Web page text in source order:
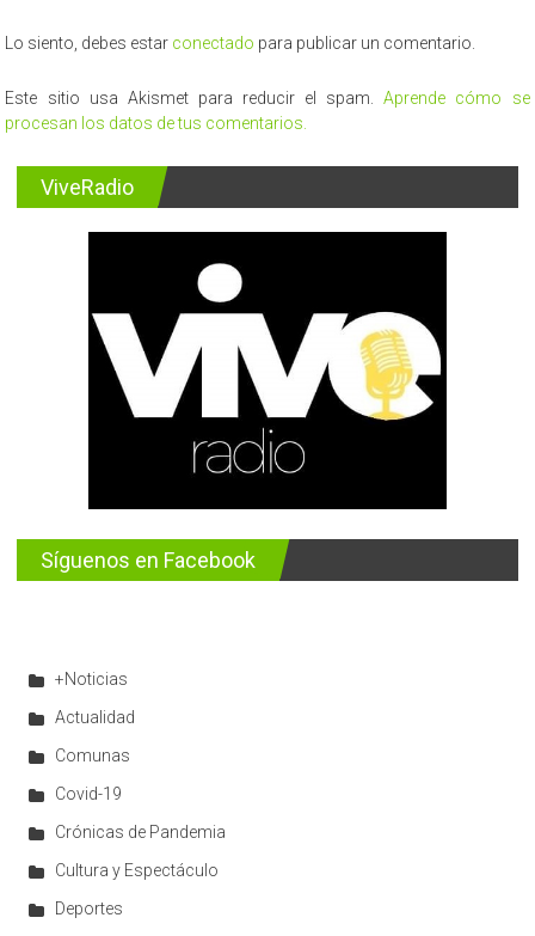
Lo siento, debes estar conectado para publicar un comentario.
Este sitio usa Akismet para reducir el spam.Aprende cómo se
procesan los datos de tus comentarios.
ViveRadio
Síguenos en Facebook
+Noticias
Actualidad
Comunas
Covid-19
Crónicas de Pandemia
Cultura y Espectáculo
Deportes